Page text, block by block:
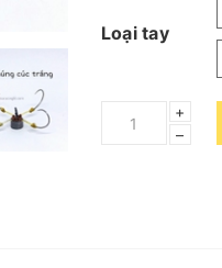
Loại tay
+
–